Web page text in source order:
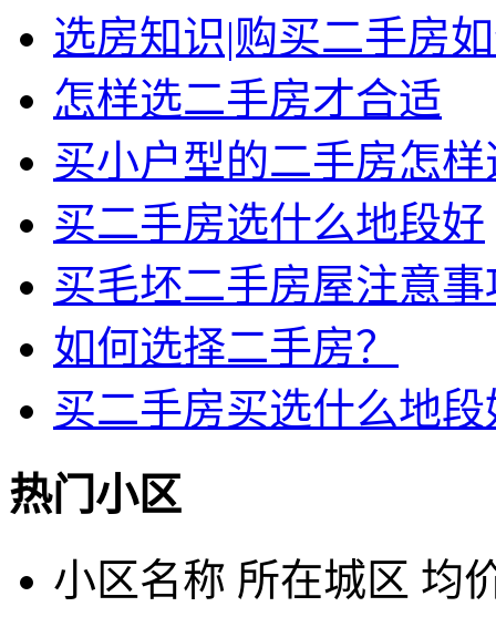
选房知识|购买二手房
怎样选二手房才合适
买小户型的二手房怎样
买二手房选什么地段好
买毛坯二手房屋注意事
如何选择二手房？
买二手房买选什么地段
热门小区
小区名称 所在城区 均